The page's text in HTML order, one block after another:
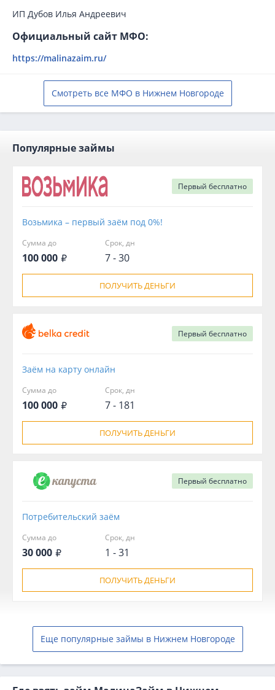
ИП Дубов Илья Андреевич
Официальный сайт МФО:
https://malinazaim.ru/
Смотреть все МФО в Нижнем Новгороде
Популярные займы
Первый бесплатно
Возьмика – первый заём под 0%!
Сумма до
100 000
Срок, дн
7 - 30
ПОЛУЧИТЬ ДЕНЬГИ
Первый бесплатно
Заём на карту онлайн
Сумма до
100 000
Срок, дн
7 - 181
ПОЛУЧИТЬ ДЕНЬГИ
Первый бесплатно
Потребительский заём
Сумма до
30 000
Срок, дн
1 - 31
ПОЛУЧИТЬ ДЕНЬГИ
Еще популярные займы в Нижнем Новгороде